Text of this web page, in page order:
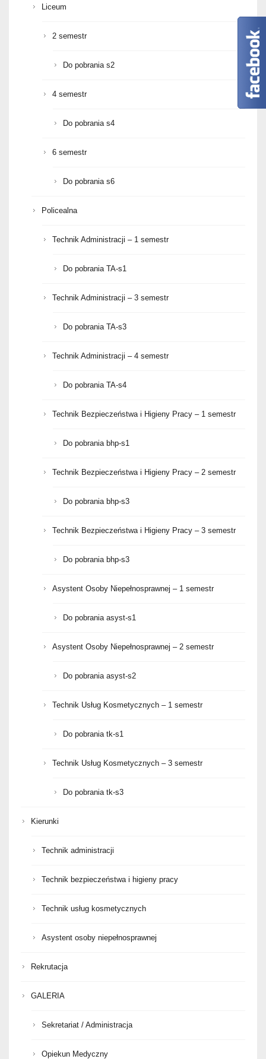
Liceum
2 semestr
Do pobrania s2
4 semestr
Do pobrania s4
6 semestr
Do pobrania s6
Policealna
Technik Administracji – 1 semestr
Do pobrania TA-s1
Technik Administracji – 3 semestr
Do pobrania TA-s3
Technik Administracji – 4 semestr
Do pobrania TA-s4
Technik Bezpieczeństwa i Higieny Pracy – 1 semestr
Do pobrania bhp-s1
Technik Bezpieczeństwa i Higieny Pracy – 2 semestr
Do pobrania bhp-s3
Technik Bezpieczeństwa i Higieny Pracy – 3 semestr
Do pobrania bhp-s3
Asystent Osoby Niepełnosprawnej – 1 semestr
Do pobrania asyst-s1
Asystent Osoby Niepełnosprawnej – 2 semestr
Do pobrania asyst-s2
Technik Usług Kosmetycznych – 1 semestr
Do pobrania tk-s1
Technik Usług Kosmetycznych – 3 semestr
Do pobrania tk-s3
Kierunki
Technik administracji
Technik bezpieczeństwa i higieny pracy
Technik usług kosmetycznych
Asystent osoby niepełnosprawnej
Rekrutacja
GALERIA
Sekretariat / Administracja
Opiekun Medyczny